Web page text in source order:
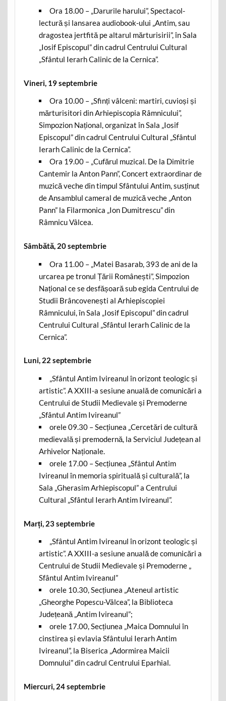
Ora 18.00 – „Darurile harului”, Spectacol-
lectură și lansarea audiobook-ului „Antim, sau
dragostea jertfită pe altarul mărturisirii”, în Sala
„Iosif Episcopul” din cadrul Centrului Cultural
„Sfântul Ierarh Calinic de la Cernica”.
Vineri, 19 septembrie
Ora 10.00 – „Sfinți vâlceni: martiri, cuvioși și
mărturisitori din Arhiepiscopia Râmnicului”,
Simpozion Național, organizat în Sala „Iosif
Episcopul” din cadrul Centrului Cultural „Sfântul
Ierarh Calinic de la Cernica”.
Ora 19.00 – „Cufărul muzical. De la Dimitrie
Cantemir la Anton Pann”, Concert extraordinar de
muzică veche din timpul Sfântului Antim, susținut
de Ansamblul cameral de muzică veche „Anton
Pann” la Filarmonica „Ion Dumitrescu” din
Râmnicu Vâlcea.
Sâmbătă, 20 septembrie
Ora 11.00 – „Matei Basarab, 393 de ani de la
urcarea pe tronul Țării Românești”, Simpozion
Național ce se desfășoară sub egida Centrului de
Studii Brâncovenești al Arhiepiscopiei
Râmnicului, în Sala „Iosif Episcopul” din cadrul
Centrului Cultural „Sfântul Ierarh Calinic de la
Cernica”.
Luni, 22 septembrie
„Sfântul Antim Ivireanul în orizont teologic și
artistic”. A XXIII-a sesiune anuală de comunicări a
Centrului de Studii Medievale și Premoderne
„Sfântul Antim Ivireanul”
orele 09.30 – Secțiunea „Cercetări de cultură
medievală și premodernă, la Serviciul Județean al
Arhivelor Naționale.
orele 17.00 – Secțiunea „Sfântul Antim
Ivireanul în memoria spirituală și culturală”, la
Sala „Gherasim Arhiepiscopul” a Centrului
Cultural „Sfântul Ierarh Antim Ivireanul”.
Marți, 23 septembrie
„Sfântul Antim Ivireanul în orizont teologic și
artistic”. A XXIII-a sesiune anuală de comunicări a
Centrului de Studii Medievale și Premoderne „
Sfântul Antim Ivireanul”
orele 10.30, Secțiunea „Ateneul artistic
„Gheorghe Popescu-Vâlcea”, la Biblioteca
Județeană „Antim Ivireanul”;
orele 17.00, Secțiunea „Maica Domnului în
cinstirea și evlavia Sfântului Ierarh Antim
Ivireanul”, la Biserica „Adormirea Maicii
Domnului” din cadrul Centrului Eparhial.
Miercuri, 24 septembrie